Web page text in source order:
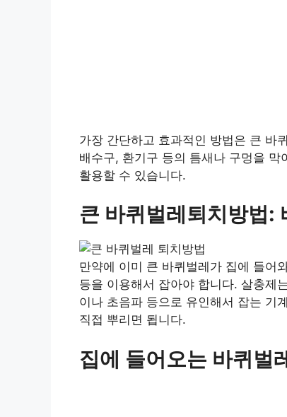
가장 간단하고 효과적인 방법은 큰 바
배수구, 환기구 등의 틈새나 구멍을
활용할 수 있습니다.
큰 바퀴벌레퇴치방법:
만약에 이미 큰 바퀴벌레가 집에 들어
등을 이용해서 잡아야 합니다. 살충제
이나 초음파 등으로 유인해서 잡는 기
직접 뿌리면 됩니다.
집에 들어오는 바퀴벌